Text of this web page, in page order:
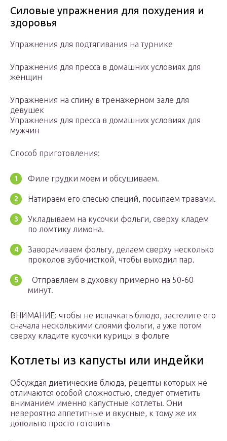
Силовые упражнения для похудения и
здоровья
Упражнения для подтягивания на турнике
Упражнения для пресса в домашних условиях для
женщин
Упражнения на спину в тренажерном зале для
девушек
Упражнения для пресса в домашних условиях для
мужчин
Способ приготовления:
Филе грудки моем и обсушиваем.
Натираем его спесью специй, посыпаем травами.
Укладываем на кусочки фольги, сверху кладем
по ломтику лимона.
Заворачиваем фольгу, делаем сверху несколько
проколов зубочисткой, чтобы выходил пар.
Отправляем в духовку примерно на 50-60
минут.
ВНИМАНИЕ: чтобы не испачкать блюдо, застелите его
сначала несколькими слоями фольги, а уже потом
сверху кладите кусочки курицы в фольге
Котлеты из капусты или индейки
Обсуждая диетические блюда, рецепты которых не
отличаются особой сложностью, следует отметить
вниманием именно капустные котлеты. Они
невероятно аппетитные и вкусные, к тому же их
довольно просто готовить